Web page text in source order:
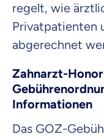
regelt, wie
Privatpatienten
abgerechnet
Zahnarzt-
Informationen
Das GOZ-